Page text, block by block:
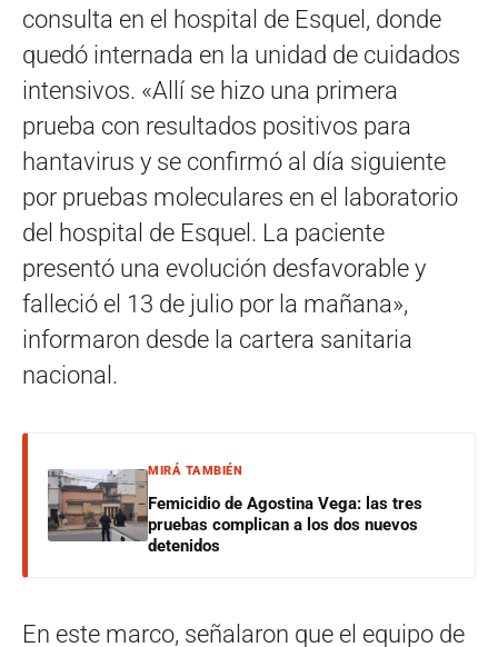
consulta en el hospital de Esquel, donde
quedó internada en la unidad de cuidados
intensivos. «Allí se hizo una primera
prueba con resultados positivos para
hantavirus y se confirmó al día siguiente
por pruebas moleculares en el laboratorio
del hospital de Esquel. La paciente
presentó una evolución desfavorable y
falleció el 13 de julio por la mañana»,
informaron desde la cartera sanitaria
nacional.
MIRÁ TAMBIÉN
Femicidio de Agostina Vega: las tres
pruebas complican a los dos nuevos
detenidos
En este marco, señalaron que el equipo de